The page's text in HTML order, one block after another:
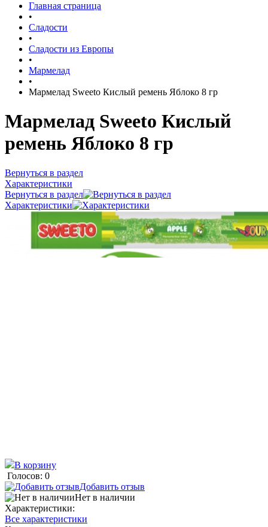
Главная страница
•
Сладости
•
Сладости из Европы
•
Мармелад
•
Мармелад Sweeto Кислый ремень Яблоко 8 гр
Мармелад Sweeto Кислый
ремень Яблоко 8 гр
Вернуться в раздел
Характеристики
Вернуться в раздел
Характеристики
В корзину
Голосов: 0
Добавить отзыв
Нет в наличии
Характеристики:
Все характеристики